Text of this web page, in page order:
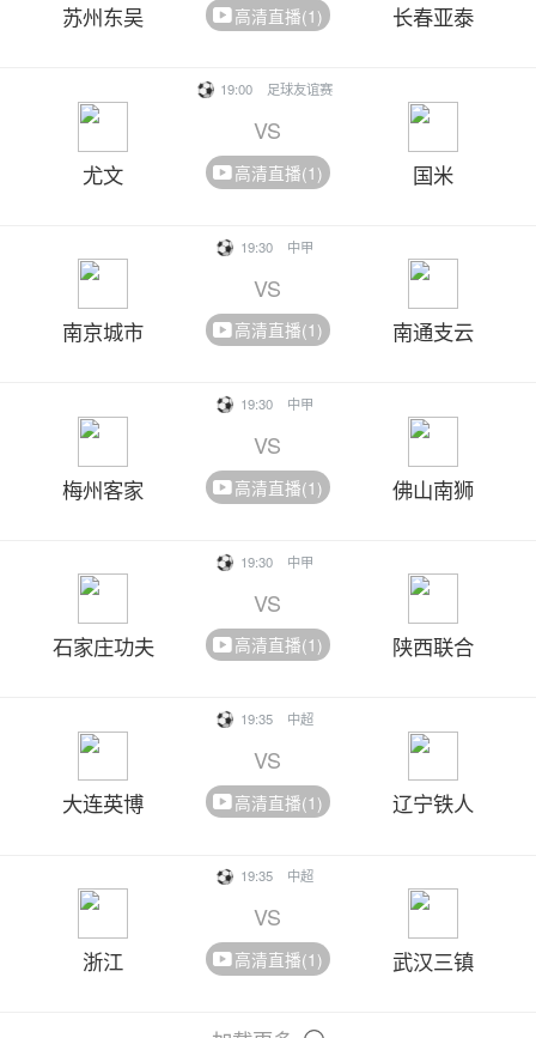
苏州东吴 高清直播(1) 长春亚泰
19:00 足球友谊赛
尤文
VS
高清直播(1) 国米
19:30 中甲
南京城市
VS
高清直播(1) 南通支云
19:30 中甲
梅州客家
VS
高清直播(1) 佛山南狮
19:30 中甲
石家庄功夫
VS
高清直播(1) 陕西联合
19:35 中超
大连英博
VS
高清直播(1) 辽宁铁人
19:35 中超
浙江
VS
高清直播(1) 武汉三镇